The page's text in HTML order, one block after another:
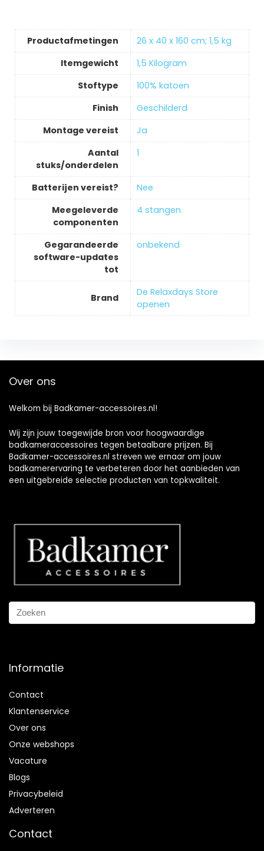
Productafmetingen
‎26 x 40 x 160 cm; 1,5 kg
Itemgewicht
‎1,5 Kilogram
Stoftype
‎100% katoen
Finish
‎Geschilderd
Montage vereist
‎Ja
Aantal
stuks/onderdelen
‎1
Batterijen vereist?
‎Nee
Meegeleverde
componenten
‎4 stangen
Gegarandeerde
software-updates
tot
‎onbekend
Brand
De Relaxdays Store
openen
Over ons
Welkom bij Badkamer-accessoires.nl!
Wij zijn jouw toegewijde bron voor hoogwaardige
badkameraccessoires tegen betaalbare prijzen. Bij
Badkamer-accessoires.nl streven we ernaar om jouw
badkamerervaring te verbeteren door het aanbieden van
een uitgebreide selectie producten van topkwaliteit.
Informatie
Contact
Klantenservice
Over ons
Onze webshops
Vacature
Blogs
Privacybeleid
Adverteren
Contact